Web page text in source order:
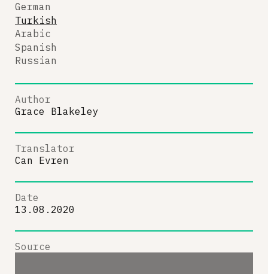
German
Turkish
Arabic
Spanish
Russian
Author
Grace Blakeley
Translator
Can Evren
Date
13.08.2020
Source